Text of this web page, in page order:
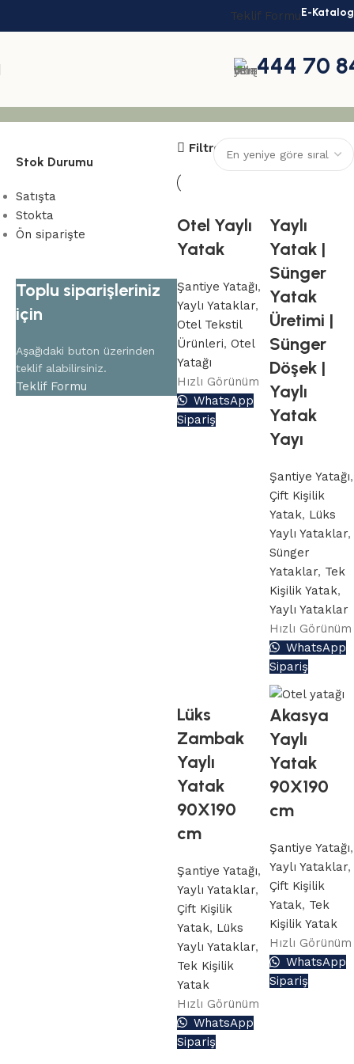
Teklif FormuE-Katalog
444 70
Stok Durumu
Satışta
Stokta
Ön siparişte
Toplu siparişleriniz
için
Aşağıdaki buton üzerinden
teklif alabilirsiniz.
Teklif Formu
Filtreler
Otel Yaylı
Yatak
Şantiye Yatağı,
Yaylı Yataklar,
Otel Tekstil
Ürünleri, Otel
Yatağı
Hızlı Görünüm
WhatsApp
Sipariş
Yaylı
Yatak |
Sünger
Yatak
Üretimi |
Sünger
Döşek |
Yaylı
Yatak
Yayı
Şantiye Yatağı,
Çift Kişilik
Yatak, Lüks
Yaylı Yataklar,
Sünger
Yataklar, Tek
Kişilik Yatak,
Yaylı Yataklar
Hızlı Görünüm
WhatsApp
Sipariş
Lüks
Zambak
Yaylı
Yatak
90X190
cm
Şantiye Yatağı,
Yaylı Yataklar,
Çift Kişilik
Yatak, Lüks
Yaylı Yataklar,
Tek Kişilik
Yatak
Hızlı Görünüm
WhatsApp
Sipariş
Akasya
Yaylı
Yatak
90X190
cm
Şantiye Yatağı,
Yaylı Yataklar,
Çift Kişilik
Yatak, Tek
Kişilik Yatak
Hızlı Görünüm
WhatsApp
Sipariş